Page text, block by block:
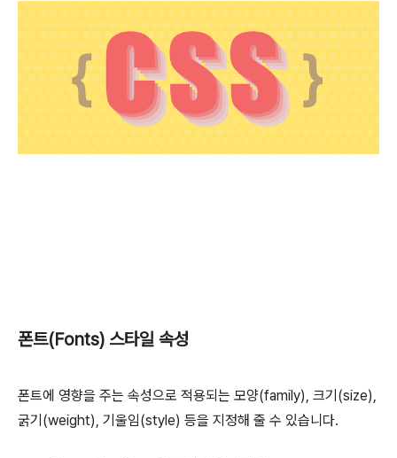
폰트(Fonts) 스타일 속성
폰트에 영향을 주는 속성으로 적용되는 모양(family), 크기(size),
굵기(weight), 기울임(style) 등을 지정해 줄 수 있습니다.